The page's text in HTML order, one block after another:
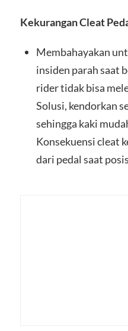
Kekurangan Cleat
Membahayakan
insiden parah saat
rider tidak bisa
Solusi, kendorkan
sehingga kaki
Konsekuensi cleat
dari pedal saat